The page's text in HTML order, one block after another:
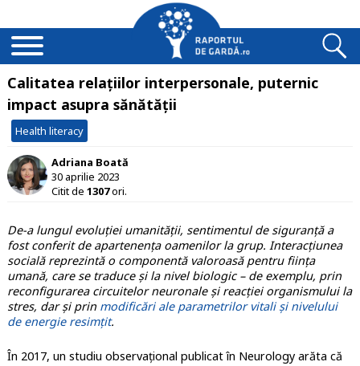
Calitatea relațiilor interpersonale, puternic
impact asupra sănătății
Health literacy
Adriana Boată
30 aprilie 2023
Citit de 1307ori.
De-a lungul evoluției umanității, sentimentul de siguranță a
fost conferit de apartenența oamenilor la grup. Interacțiunea
socială reprezintă o componentă valoroasă pentru ființa
umană, care se traduce și la nivel biologic – de exemplu, prin
reconfigurarea circuitelor neuronale și reacției organismului la
stres, dar și prin modificări ale parametrilor vitali și nivelului
de energie resimțit.
În 2017, un studiu observațional publicat în Neurology arăta că